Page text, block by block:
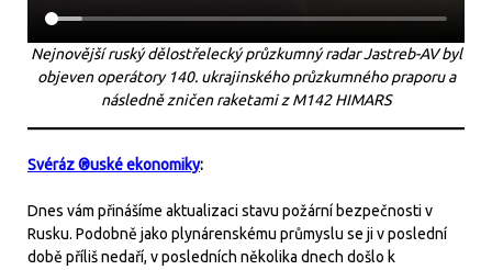
Nejnovější ruský dělostřelecký průzkumný radar Jastreb-AV byl
objeven operátory 140. ukrajinského průzkumného praporu a
následně zničen raketami z M142 HIMARS
Svéráz ®uské ekonomiky:
Dnes vám přinášíme aktualizaci stavu požární bezpečnosti v
Rusku. Podobně jako plynárenskému průmyslu se ji v poslední
době příliš nedaří, v posledních několika dnech došlo k